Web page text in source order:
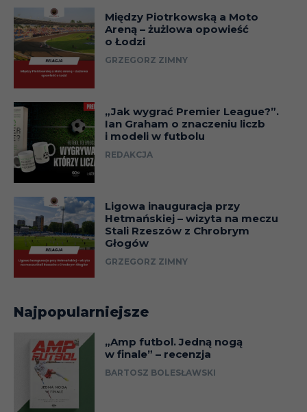
Między Piotrkowską a Moto
Areną – żużlowa opowieść
o Łodzi
GRZEGORZ ZIMNY
„Jak wygrać Premier League?”.
Ian Graham o znaczeniu liczb
i modeli w futbolu
REDAKCJA
Ligowa inauguracja przy
Hetmańskiej – wizyta na meczu
Stali Rzeszów z Chrobrym
Głogów
GRZEGORZ ZIMNY
Najpopularniejsze
„Amp futbol. Jedną nogą
w finale” – recenzja
BARTOSZ BOLESŁAWSKI